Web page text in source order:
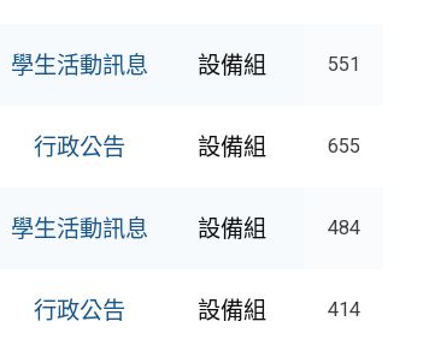
學生活動訊息 設備組 551
行政公告 設備組 655
學生活動訊息 設備組 484
行政公告 設備組 414